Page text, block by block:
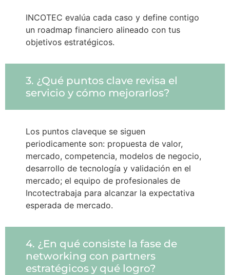
INCOTEC evalúa cada caso y define contigo
un roadmap financiero alineado con tus
objetivos estratégicos.
3. ¿Qué puntos clave revisa el
servicio y cómo mejorarlos?
Los puntos claveque se siguen
periodicamente son: propuesta de valor,
mercado, competencia, modelos de negocio,
desarrollo de tecnología y validación en el
mercado; el equipo de profesionales de
Incotectrabaja para alcanzar la expectativa
esperada de mercado.
4. ¿En qué consiste la fase de
networking con partners
estratégicos y qué logro?